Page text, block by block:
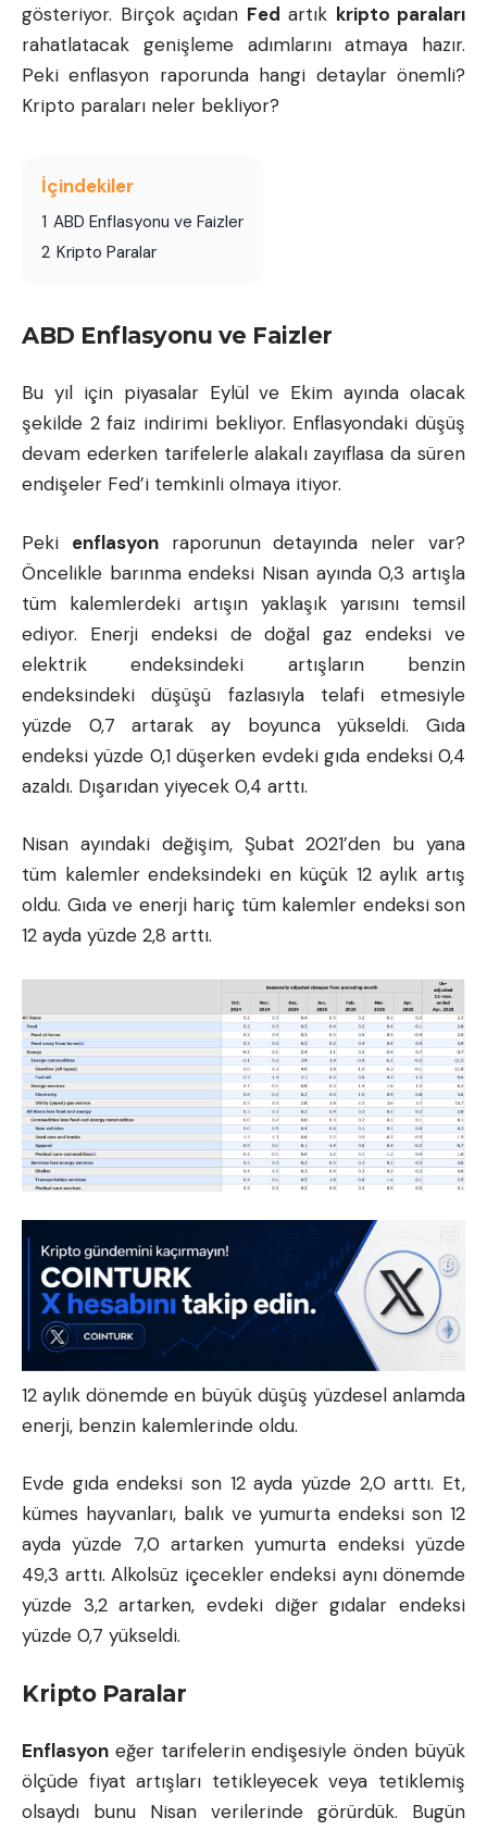
gösteriyor. Birçok açıdan Fed artık kripto paraları
rahatlatacak genişleme adımlarını atmaya hazır.
Peki enflasyon raporunda hangi detaylar önemli?
Kripto paraları neler bekliyor?
İçindekiler
1 ABD Enflasyonu ve Faizler
2 Kripto Paralar
ABD Enflasyonu ve Faizler
Bu yıl için piyasalar Eylül ve Ekim ayında olacak
şekilde 2 faiz indirimi bekliyor. Enflasyondaki düşüş
devam ederken tarifelerle alakalı zayıflasa da süren
endişeler Fed’i temkinli olmaya itiyor.
Peki enflasyonraporunun detayında neler var?
Öncelikle barınma endeksi Nisan ayında 0,3 artışla
tüm kalemlerdeki artışın yaklaşık yarısını temsil
ediyor. Enerji endeksi de doğal gaz endeksi ve
elektrik endeksindeki artışların benzin
endeksindeki düşüşü fazlasıyla telafi etmesiyle
yüzde 0,7 artarak ay boyunca yükseldi. Gıda
endeksi yüzde 0,1 düşerken evdeki gıda endeksi 0,4
azaldı. Dışarıdan yiyecek 0,4 arttı.
Nisan ayındaki değişim, Şubat 2021’den bu yana
tüm kalemler endeksindeki en küçük 12 aylık artış
oldu. Gıda ve enerji hariç tüm kalemler endeksi son
12 ayda yüzde 2,8 arttı.
12 aylık dönemde en büyük düşüş yüzdesel anlamda
enerji, benzin kalemlerinde oldu.
Evde gıda endeksi son 12 ayda yüzde 2,0 arttı. Et,
kümes hayvanları, balık ve yumurta endeksi son 12
ayda yüzde 7,0 artarken yumurta endeksi yüzde
49,3 arttı. Alkolsüz içecekler endeksi aynı dönemde
yüzde 3,2 artarken, evdeki diğer gıdalar endeksi
yüzde 0,7 yükseldi.
Kripto Paralar
Enflasyon eğer tarifelerin endişesiyle önden büyük
ölçüde fiyat artışları tetikleyecek veya tetiklemiş
olsaydı bunu Nisan verilerinde görürdük. Bugün